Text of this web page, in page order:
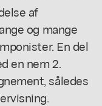
af
og mange
En del
en nem 2.
således